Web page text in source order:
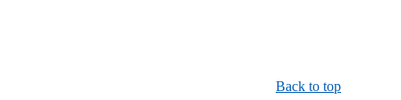
Back to top